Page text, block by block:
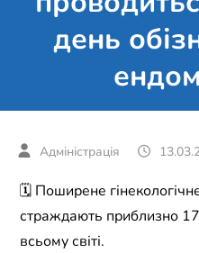
день
🗓 Поширене
страждають приблизно
всьому світі.